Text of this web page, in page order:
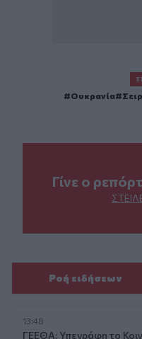
Ουκρανία
Γίνε ο
Ροή ειδήσεων
13:48
ΓΕΕΘΑ: Υπεγράφη το